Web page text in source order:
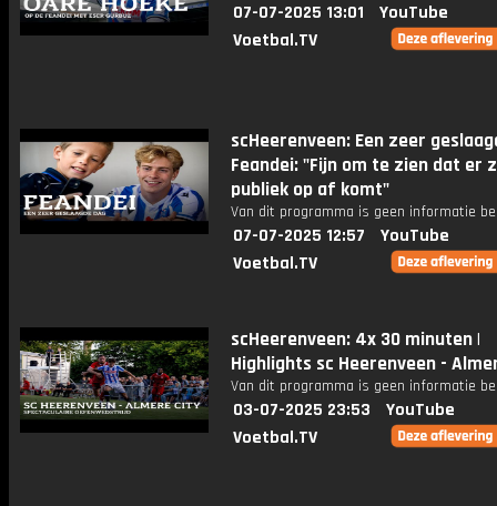
07-07-2025 13:01
YouTube
Voetbal.TV
scHeerenveen: Een zeer
Feandei: "Fijn om te zien dat er
publiek op af komt"
Van dit programma is geen informatie
07-07-2025 12:57
YouTube
Voetbal.TV
scHeerenveen: 4x 30 minuten |
Highlights sc Heerenveen -
Van dit programma is geen informatie
03-07-2025 23:53
YouTube
Voetbal.TV